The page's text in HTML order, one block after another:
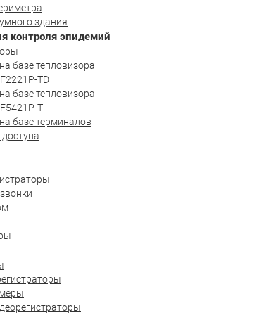
здания
контроля эпидемий
базе тепловизора
TD
базе тепловизора
T
базе терминалов